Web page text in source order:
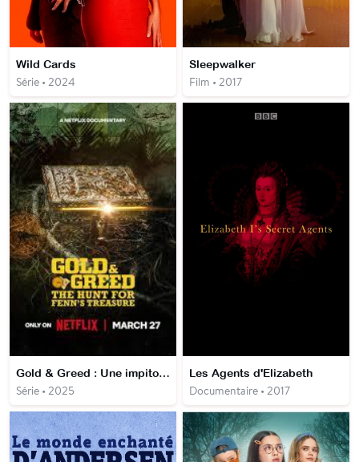
Wild Cards
Série • 2024
Sleepwalker
Film • 2017
Gold & Greed : Une impitoyable chasse au trésor
Série • 2025
Les Agents d'Elizabeth
Documentaire • 2017